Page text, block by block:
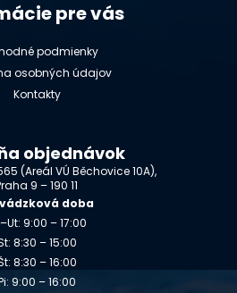
pre vás
podmienky
osobných údajov
Kontakty
objednávok
(Areál VÚ Běchovice 10A),
9 – 190 11
doba
9:00 – 17:00
8:30 – 15:00
8:30 – 16:00
9:00 – 16:00